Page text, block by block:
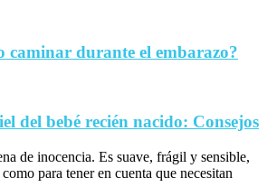
caminar durante el embarazo?
del bebé recién nacido: Consejos
de inocencia. Es suave, frágil y sensible,
para tener en cuenta que necesitan